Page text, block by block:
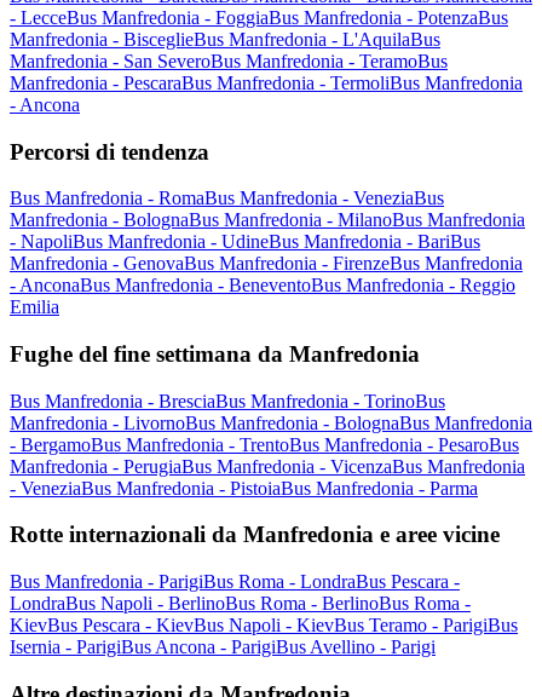
- LecceBus Manfredonia - FoggiaBus Manfredonia - PotenzaBus
Manfredonia - BisceglieBus Manfredonia - L'AquilaBus
Manfredonia - San SeveroBus Manfredonia - TeramoBus
Manfredonia - PescaraBus Manfredonia - TermoliBus Manfredonia
- Ancona
Percorsi di tendenza
Bus Manfredonia - RomaBus Manfredonia - VeneziaBus
Manfredonia - BolognaBus Manfredonia - MilanoBus Manfredonia
- NapoliBus Manfredonia - UdineBus Manfredonia - BariBus
Manfredonia - GenovaBus Manfredonia - FirenzeBus Manfredonia
- AnconaBus Manfredonia - BeneventoBus Manfredonia - Reggio
Emilia
Fughe del fine settimana da Manfredonia
Bus Manfredonia - BresciaBus Manfredonia - TorinoBus
Manfredonia - LivornoBus Manfredonia - BolognaBus Manfredonia
- BergamoBus Manfredonia - TrentoBus Manfredonia - PesaroBus
Manfredonia - PerugiaBus Manfredonia - VicenzaBus Manfredonia
- VeneziaBus Manfredonia - PistoiaBus Manfredonia - Parma
Rotte internazionali da Manfredonia e aree vicine
Bus Manfredonia - ParigiBus Roma - LondraBus Pescara -
LondraBus Napoli - BerlinoBus Roma - BerlinoBus Roma -
KievBus Pescara - KievBus Napoli - KievBus Teramo - ParigiBus
Isernia - ParigiBus Ancona - ParigiBus Avellino - Parigi